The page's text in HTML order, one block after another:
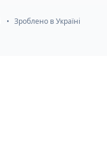
• Зроблено в Україні